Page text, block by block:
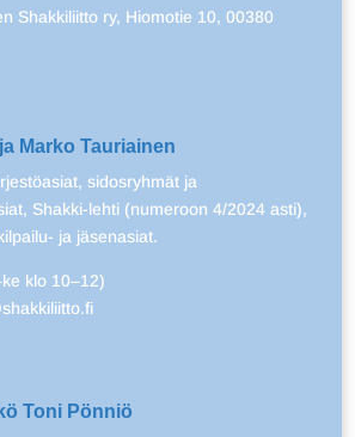
Shakkiliitto ry, Hiomotie 10, 00380
Marko Tauriainen
sidosryhmät ja
Shakki-lehti (numeroon 4/2024 asti),
ja jäsenasiat.
klo 10–12)
Toni Pönniö